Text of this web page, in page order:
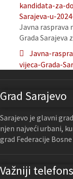
kandidata-za-
Sarajeva-u-
Javna rasprava
Grada Sarajeva
Javna-
vijeca-Grada-
Grad Sarajevo
Sarajevo je glavni
njen najveći urbani,
grad Federacije
Važniji